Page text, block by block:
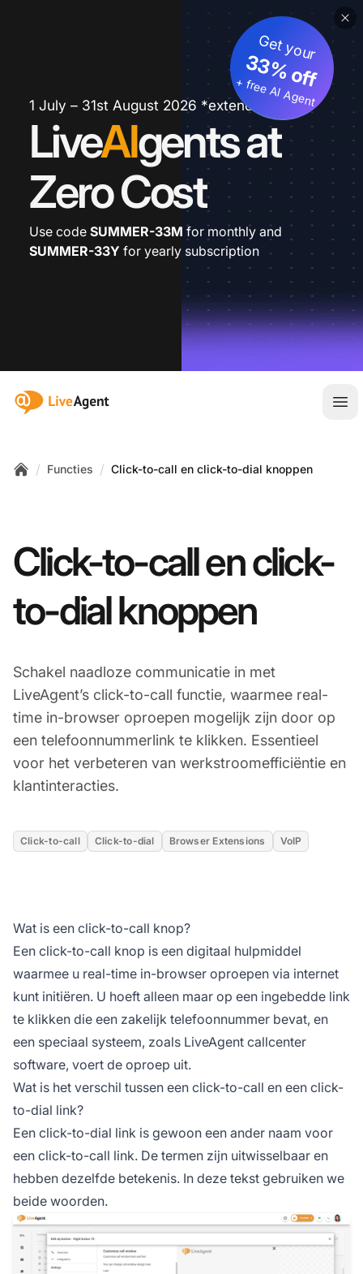
1 July – 31st August 2026 *extended
LiveAIgents at
Zero Cost
Get your
33% off
+ free AI Agent
Use code SUMMER-33M for monthly and
SUMMER-33Y for yearly subscription
:site.title
/ Functies / Click-to-call en click-to-dial knoppen
Click-to-call en click-
to-dial knoppen
Schakel naadloze communicatie in met
LiveAgent’s click-to-call functie, waarmee real-
time in-browser oproepen mogelijk zijn door op
een telefoonnummerlink te klikken. Essentieel
voor het verbeteren van werkstroomefficiëntie en
klantinteracties.
Click-to-call Click-to-dial Browser Extensions VoIP
Wat is een click-to-call knop?
Een click-to-call knop is een digitaal hulpmiddel
waarmee u real-time in-browser oproepen via internet
kunt initiëren. U hoeft alleen maar op een ingebedde link
te klikken die een zakelijk telefoonnummer bevat, en
een speciaal systeem, zoals LiveAgent callcenter
software, voert de oproep uit.
Wat is het verschil tussen een click-to-call en een click-
to-dial link?
Een click-to-dial link is gewoon een ander naam voor
een click-to-call link. De termen zijn uitwisselbaar en
hebben dezelfde betekenis. In deze tekst gebruiken we
beide woorden.